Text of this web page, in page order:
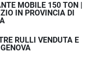
MOBILE 150 TON |
IN PROVINCIA DI
RULLI VENDUTA E